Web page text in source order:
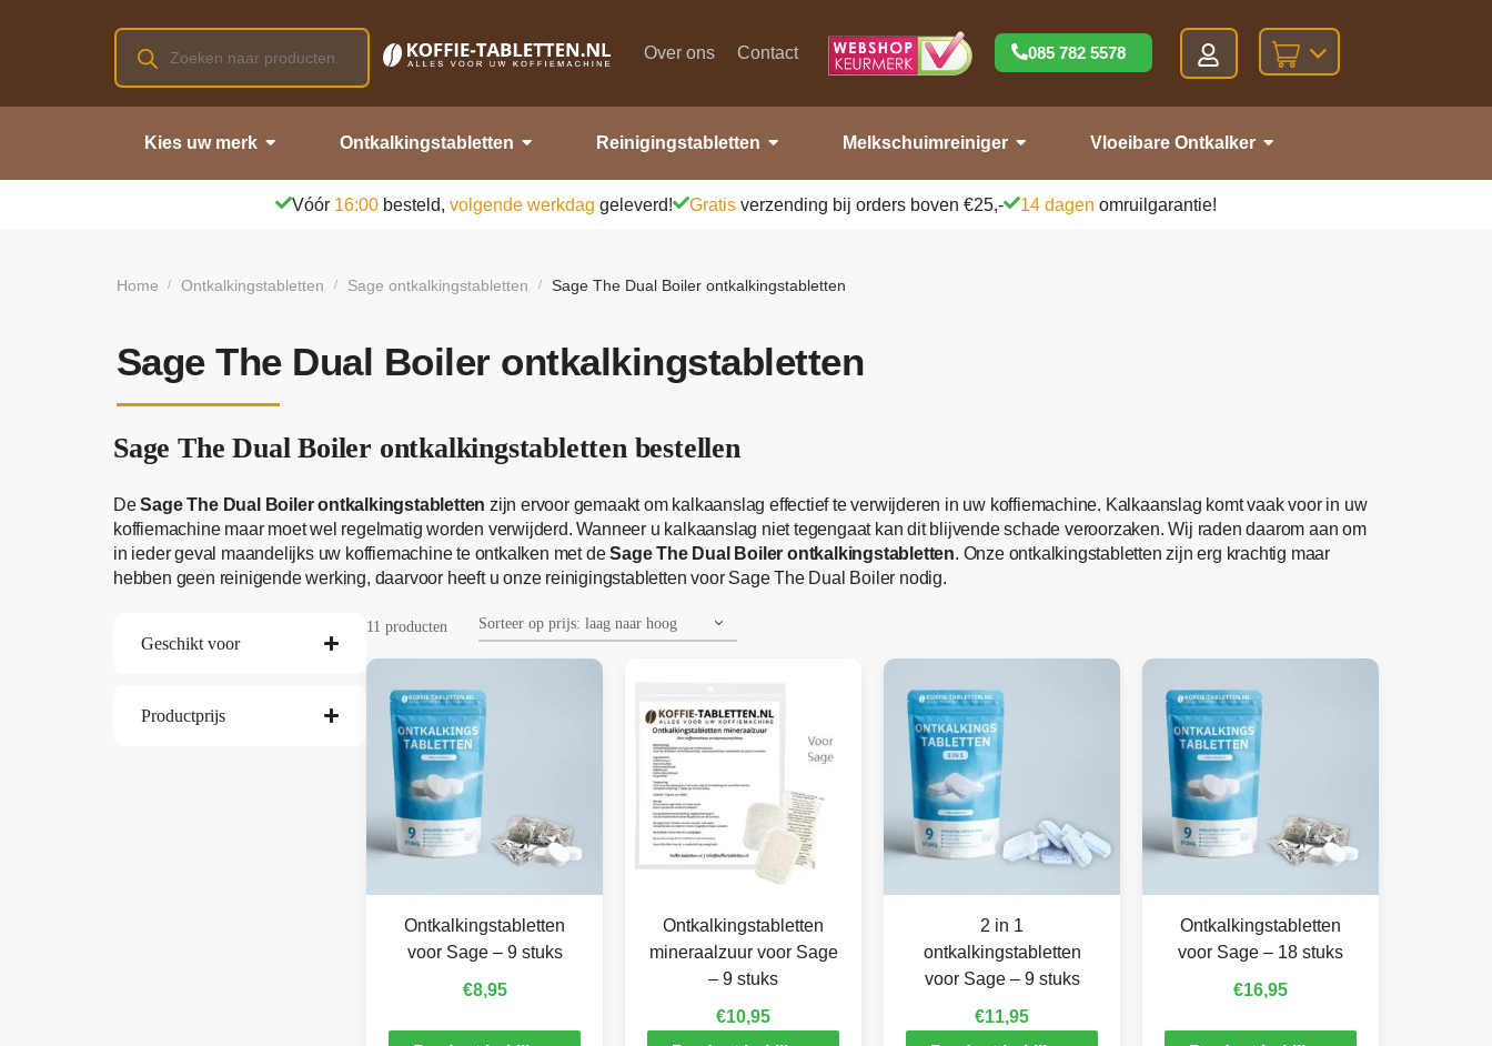
Over ons Contact 085 782 5578
Kies uw merk Ontkalkingstabletten Reinigingstabletten Melkschuimreiniger Vloeibare Ontkalker
Vóór 16:00 besteld, volgende werkdag geleverd! Gratis verzending bij orders boven €25,- 14 dagen omruilgarantie!
Home / Ontkalkingstabletten / Sage ontkalkingstabletten / Sage The Dual Boiler ontkalkingstabletten
Sage The Dual Boiler ontkalkingstabletten
Sage The Dual Boiler ontkalkingstabletten bestellen
DeSage The Dual Boiler ontkalkingstabletten zijn ervoor gemaakt om kalkaanslag effectief te verwijderen in uw koffiemachine. Kalkaanslag komt vaak voor in uw
koffiemachine maar moet wel regelmatig worden verwijderd. Wanneer u kalkaanslag niet tegengaat kan dit blijvende schade veroorzaken. Wij raden daarom aan om
in ieder geval maandelijks uw koffiemachine te ontkalken met deSage The Dual Boiler ontkalkingstabletten. Onze ontkalkingstabletten zijn erg krachtig maar
hebben geen reinigende werking, daarvoor heeft u onze reinigingstabletten voor Sage The Dual Boiler nodig.
Geschikt voor
Productprijs
11 producten
Ontkalkingstabletten
voor Sage – 9 stuks
€8,95
Ontkalkingstabletten
mineraalzuur voor Sage
– 9 stuks
€10,95
2 in 1
ontkalkingstabletten
voor Sage – 9 stuks
€11,95
Ontkalkingstabletten
voor Sage – 18 stuks
€16,95